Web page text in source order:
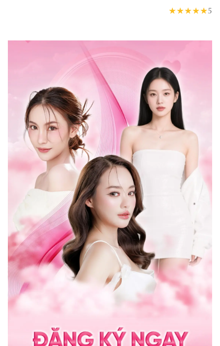
★★★★★5